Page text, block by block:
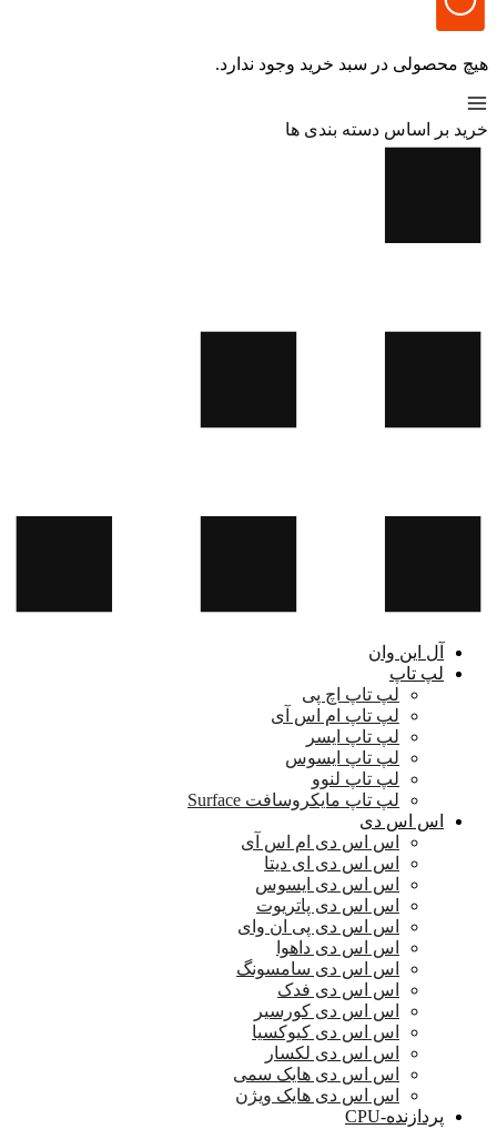
هیچ محصولی در سبد خرید وجود ندارد.
خرید بر اساس دسته بندی ها
آل این وان
لپ تاپ
لپ تاپ اچ پی
لپ تاپ ام اس آی
لپ تاپ ایسر
لپ تاپ ایسوس
لپ تاپ لنوو
لپ تاپ مایکروسافت Surface
اس اس دی
اس اس دی ام اس آی
اس اس دی ای دیتا
اس اس دی ایسوس
اس اس دی پاتریوت
اس اس دی پی ان وای
اس اس دی داهوا
اس اس دی سامسونگ
اس اس دی فدک
اس اس دی کورسیر
اس اس دی کیوکسیا
اس اس دی لکسار
اس اس دی هایک سمی
اس اس دی هایک ویژن
پردازنده-CPU